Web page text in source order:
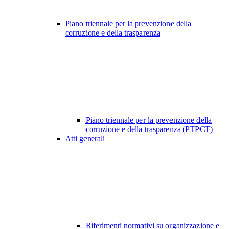
Piano triennale per la prevenzione della
corruzione e della trasparenza
Piano triennale per la prevenzione della
corruzione e della trasparenza (PTPCT)
Atti generali
Riferimenti normativi su organizzazione e